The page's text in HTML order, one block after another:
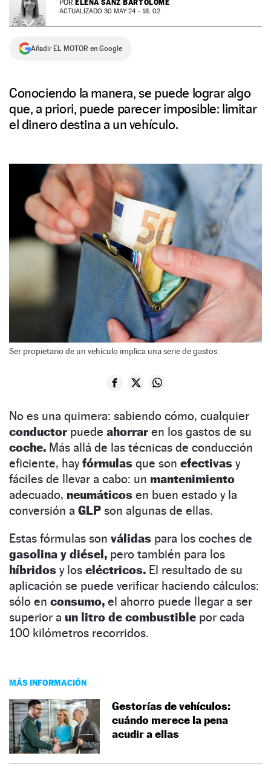
NEWSLETTER
SÍGUENOS
POR ELENA SANZ BARTOLOMÉ
ACTUALIZADO 30 MAY 24 - 18: 02
Añadir EL MOTOR en Google
Conociendo la manera, se puede lograr algo
que, a priori, puede parecer imposible: limitar
el dinero destina a un vehículo.
Ser propietario de un vehículo implica una serie de gastos.
No es una quimera: sabiendo cómo, cualquier
conductor puede ahorraren los gastos de su
coche. Más allá de las técnicas de conducción
eficiente, hayfórmulas que son efectivas y
fáciles de llevar a cabo: un mantenimiento
adecuado, neumáticos en buen estado y la
conversión a GLP son algunas de ellas.
Estas fórmulas son válidas para los coches de
gasolina y diésel, pero también para los
híbridos y los eléctricos. El resultado de su
aplicación se puede verificar haciendo cálculos:
sólo en consumo, el ahorro puede llegar a ser
superior a un litro de combustible por cada
100 kilómetros recorridos.
MÁS INFORMACIÓN
Gestorías de vehículos:
cuándo merece la pena
acudir a ellas